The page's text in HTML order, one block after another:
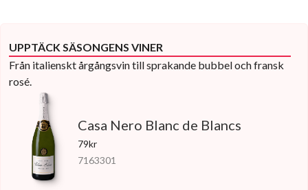
UPPTÄCK SÄSONGENS VINER
Från italienskt årgångsvin till sprakande bubbel och fransk
rosé.
Casa Nero Blanc de Blancs
79kr
7163301